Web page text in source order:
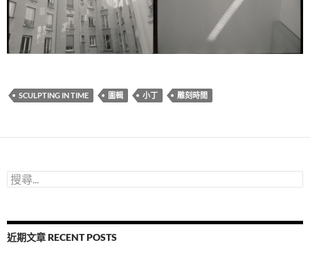
SCULPTING IN TIME 圖輯 小丁 雕刻時間
搜
尋
字:
近期文章 RECENT POSTS